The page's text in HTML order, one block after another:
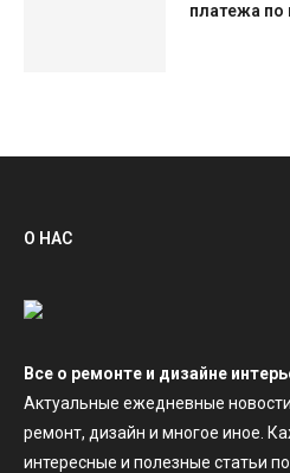
платежа по
О НАС
Все о ремонте и дизайне
Актуальные ежедневные
ремонт, дизайн и многое иное.
интересные и полезные статьи